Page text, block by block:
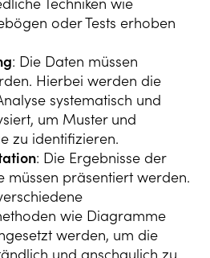
oder Tests erhoben
: Die Daten müssen
Hierbei werden die
systematisch und
um Muster und
zu identifizieren.
: Die Ergebnisse der
müssen präsentiert werden.
wie Diagramme
werden, um die
und anschaulich zu